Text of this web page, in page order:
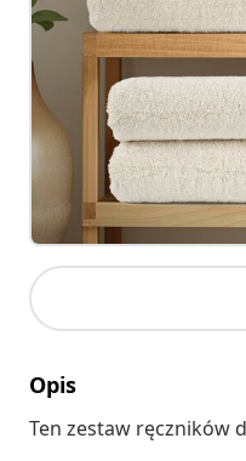
Opis
Ten zestaw ręczników